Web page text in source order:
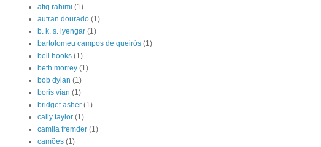
atiq rahimi (1)
autran dourado (1)
b. k. s. iyengar (1)
bartolomeu campos de queirós (1)
bell hooks (1)
beth morrey (1)
bob dylan (1)
boris vian (1)
bridget asher (1)
cally taylor (1)
camila fremder (1)
camões (1)